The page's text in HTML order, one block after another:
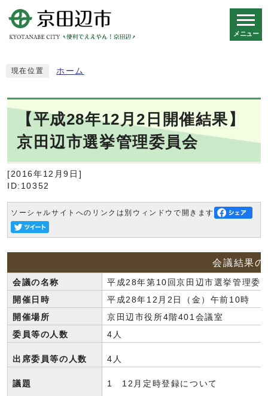
メニュー
現在位置 ホーム
【平成28年12月2日開催結果】
京田辺市選挙管理委員会
[2016年12月9日]
ID:10352
ソーシャルサイトへのリンクは別ウィンドウで開きます
会議結果の
会議の名称
平成28年第10回京田辺市選挙管理委
開催日時
平成28年12月2日（金）午前10時
開催場所
京田辺市役所4階401会議室
委員等の人数
4人
出席委員等の人数 4人
議題 1 12月定時登録について